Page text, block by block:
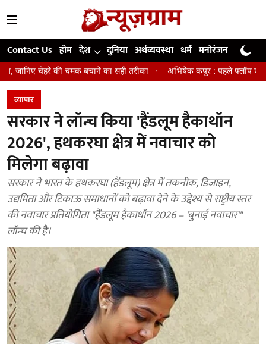
Contact Us होम देश दुनिया अर्थव्यवस्था धर्म मनोरंजन खेल
चेहरे की चमक बचाने का सही तरीका अभिषेक कपूर : पहले फ्लॉप एक्टर फिर बने
व्यापार
सरकार ने लॉन्च किया 'हैंडलूम हैकाथॉन
2026', हथकरघा क्षेत्र में नवाचार को
मिलेगा बढ़ावा
सरकार ने भारत के हथकरघा (हैंडलूम) क्षेत्र में तकनीक, डिजाइन,
उद्यमिता और टिकाऊ समाधानों को बढ़ावा देने के उद्देश्य से राष्ट्रीय स्तर
की नवाचार प्रतियोगिता "हैंडलूम हैकाथॉन 2026 – 'बुनाई नवाचार'"
लॉन्च की है।